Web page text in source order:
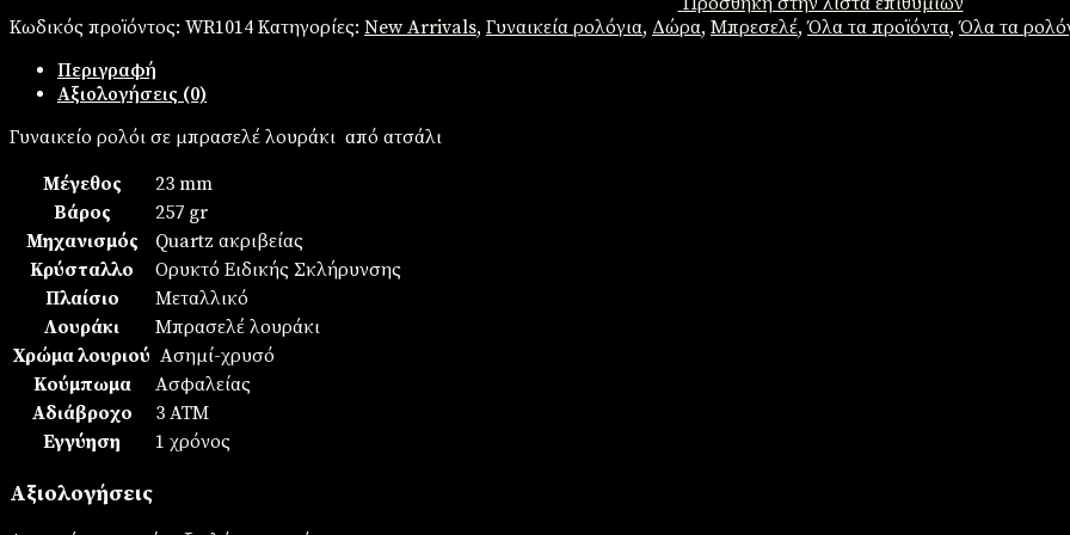
Κωδικός προϊόντος: WR1014 Κατηγορίες: New Arrivals, Γυναικεία ρολόγια, Δώρα, Μπρεσελέ,Όλα τα προϊόντα,Όλα τα
Περιγραφή
Αξιολογήσεις (0)
Γυναικείο ρολόι σε μπρασελέ λουράκι από ατσάλι
Μέγεθος
23 mm
Βάρος
257 gr
Μηχανισμός
Quartz ακριβείας
Κρύσταλλο
Ορυκτό Ειδικής Σκλήρυνσης
Πλαίσιο
Mεταλλικό
Λουράκι
Μπρασελέ λουράκι
Χρώμα λουριού Ασημί-χρυσό
Κούμπωμα
Ασφαλείας
Αδιάβροχο
3 ΑΤΜ
Εγγύηση
1 χρόνος
Αξιολογήσεις